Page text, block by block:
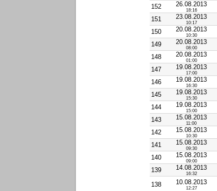
152 26.08.2013
18:16
151 23.08.2013
10:17
150 20.08.2013
10:30
149 20.08.2013
08:00
148 20.08.2013
01:00
147 19.08.2013
17:00
146 19.08.2013
16:30
145 19.08.2013
15:30
144 19.08.2013
15:00
143 15.08.2013
11:00
142 15.08.2013
10:30
141 15.08.2013
09:30
140 15.08.2013
09:00
139 14.08.2013
16:32
138 10.08.2013
12:27